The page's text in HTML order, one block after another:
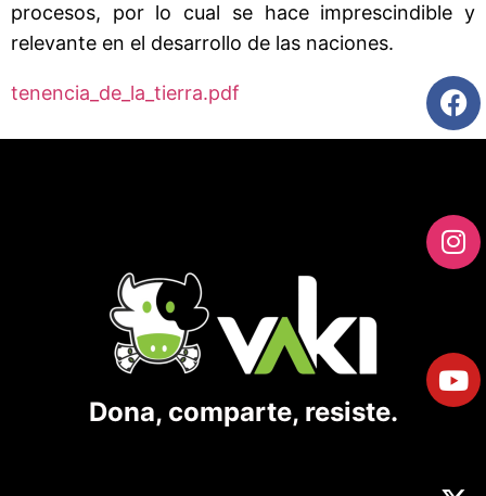
procesos, por lo cual se hace imprescindible y
relevante en el desarrollo de las naciones.
tenencia_de_la_tierra.pdf
Dona, comparte, resiste.